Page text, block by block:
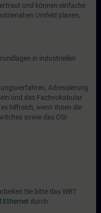
und können einfache
Umfeld planen,
in industriellen
Adressierung
und das Fachvokabular
hilfreich, wenn Ihnen die
sowie das OSI-
Sie bitte das WBT
Ethernet durch.